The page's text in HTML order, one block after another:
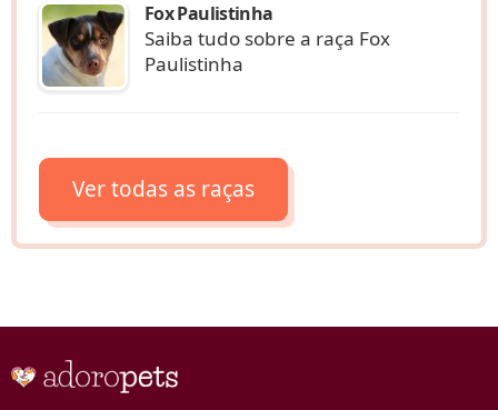
Fox Paulistinha
Saiba tudo sobre a raça Fox
Paulistinha
Ver todas as raças